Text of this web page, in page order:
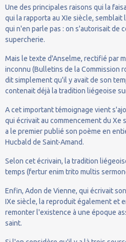
Une des principales raisons qui la
qui la rapporta au XIe siècle, semblait
qui n'en parle pas : on s'autorisait de
supercherie.
Mais le texte d'Anselme, rectifié par
inconnu (Bulletins de la Commission
dit simplement qu'il y avait de son
contenait déjà la tradition liégeoise
A cet important témoignage vient
qui écrivait au commencement du Xe
a le premier publié son poème en
Hucbald de Saint-Amand.
Selon cet écrivain, la tradition
temps (fertur enim trito multis
Enfin, Adon de Vienne, qui écrivait
IXe siècle, la reproduit également et
remonter l'existence à une époque
saint.